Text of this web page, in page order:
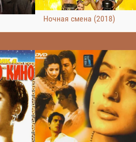
Ночная смена (2018)